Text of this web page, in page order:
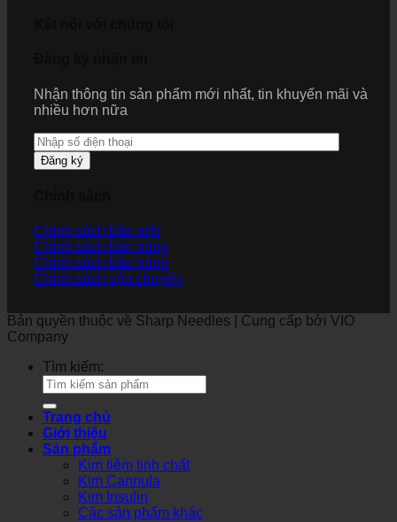
Nhận thông tin sản phẩm mới nhất, tin khuyến mãi và
nhiều hơn nữa
Đăng ký
Chính sách bảo mật
Chính sách bán hàng
Chính sách bảo hành
Chính sách vận chuyển
Bản quyền thuộc về Sharp Needles | Cung cấp bởi VIO
Company
Tìm kiếm:
Trang chủ
Giới thiệu
Sản phẩm
Kim tiêm tinh chất
Kim Cannula
Kim Insulin
Các sản phẩm khác